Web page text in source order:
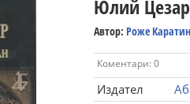
Юлий
Автор: Роже
Коментари: 0
Издател